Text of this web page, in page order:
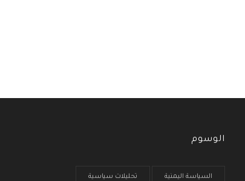
الوسوم
السياسة اليمنية تحليلات سياسية